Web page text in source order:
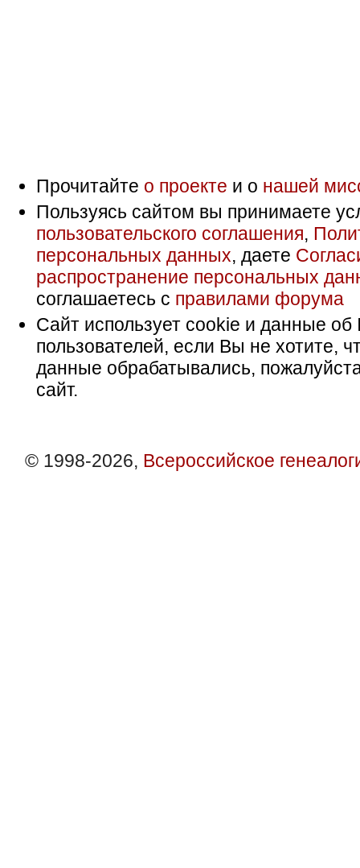
Прочитайте о проекте и о нашей
Пользуясь сайтом вы принимаете
пользовательского соглашения,
персональных данных, даете
распространение персональных
соглашаетесь с правилами форума
Сайт использует cookie и данные об
пользователей, если Вы не хотите,
данные обрабатывались,
сайт.
© 1998-2026, Всероссийское